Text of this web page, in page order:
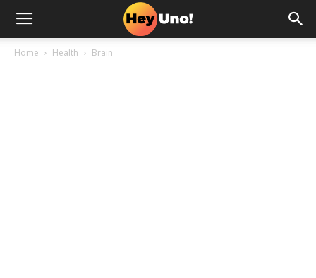
Home Health Brain